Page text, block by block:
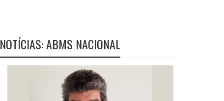
NOTÍCIAS: ABMS NACIONAL